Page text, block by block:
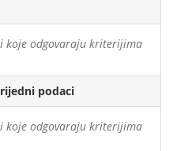
koje odgovaraju kriterijima
podaci
koje odgovaraju kriterijima